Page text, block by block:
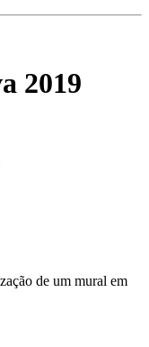
2019
de um mural em